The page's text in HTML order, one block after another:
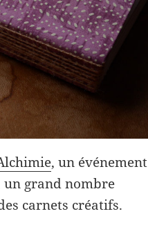
, un événement
un grand nombre
carnets créatifs.